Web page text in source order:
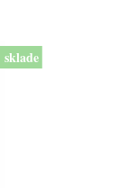
sklade